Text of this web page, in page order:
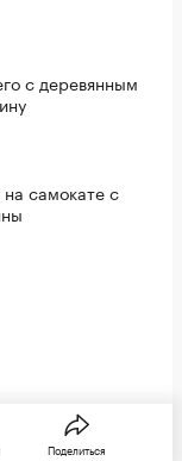
с деревянным
самокате с
Поделиться